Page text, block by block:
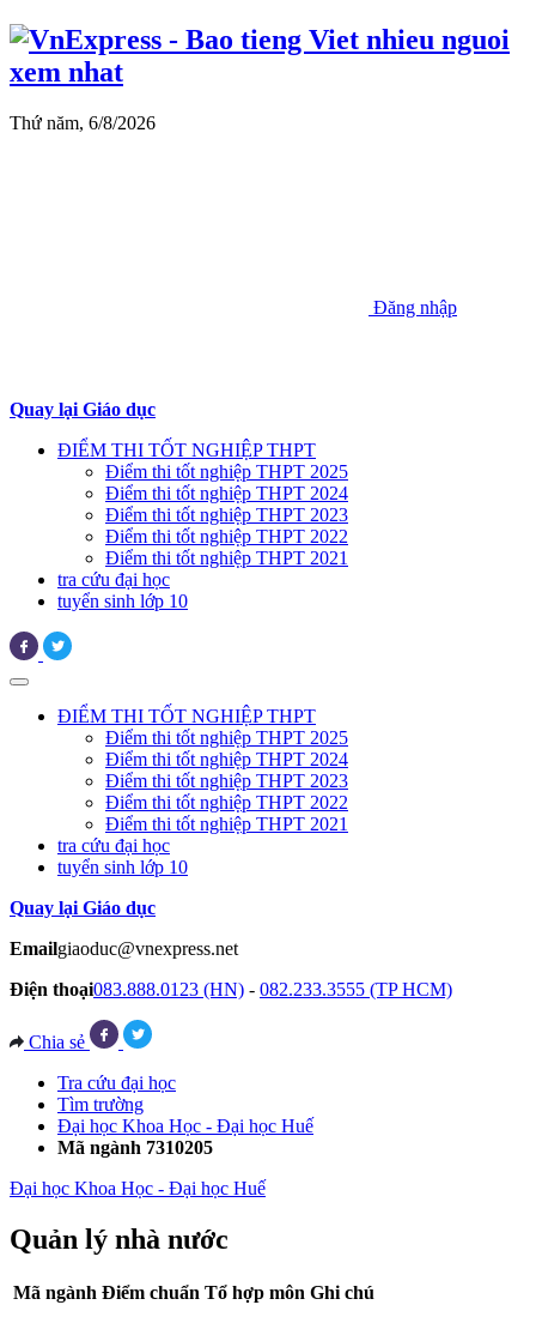
Thứ năm, 6/8/2026
Đăng nhập
Quay lại Giáo dục
ĐIỂM THI TỐT NGHIỆP THPT
Điểm thi tốt nghiệp THPT 2025
Điểm thi tốt nghiệp THPT 2024
Điểm thi tốt nghiệp THPT 2023
Điểm thi tốt nghiệp THPT 2022
Điểm thi tốt nghiệp THPT 2021
tra cứu đại học
tuyển sinh lớp 10
ĐIỂM THI TỐT NGHIỆP THPT
Điểm thi tốt nghiệp THPT 2025
Điểm thi tốt nghiệp THPT 2024
Điểm thi tốt nghiệp THPT 2023
Điểm thi tốt nghiệp THPT 2022
Điểm thi tốt nghiệp THPT 2021
tra cứu đại học
tuyển sinh lớp 10
Quay lại Giáo dục
Emailgiaoduc@vnexpress.net
Điện thoại083.888.0123 (HN) - 082.233.3555 (TP HCM)
Chia sẻ
Tra cứu đại học
Tìm trường
Đại học Khoa Học - Đại học Huế
Mã ngành 7310205
Đại học Khoa Học - Đại học Huế
Quản lý nhà nước
Mã ngành Điểm chuẩn Tổ hợp môn Ghi chú